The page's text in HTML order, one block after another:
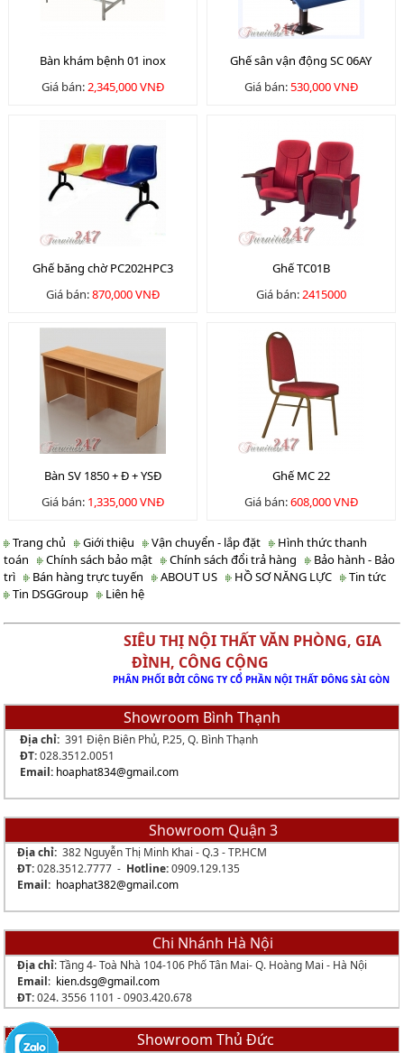
Bàn khám bệnh 01 inox
Giá bán:2,345,000 VNĐ
Ghế sân vận động SC 06AY
Giá bán:530,000 VNĐ
Ghế băng chờ PC202HPC3
Giá bán:870,000 VNĐ
Ghế TC01B
Giá bán:2415000
Bàn SV 1850 + Đ + YSĐ
Giá bán: 1,335,000 VNĐ
Ghế MC 22
Giá bán:608,000 VNĐ
Trang chủ Giới thiệu Vận chuyển - lắp đặt
Hình thức thanh
toán
Chính sách bảo mật Chính sách đổi trả hàng
Bảo hành - Bảo
trì
Bán hàng trực tuyến ABOUT US HỒ SƠ NĂNG LỰC
Tin tức
Tin DSGGroup
Liên hệ
SIÊU THỊ NỘI THẤT VĂN PHÒNG, GIA
ĐÌNH, CÔNG CỘNG
PHÂN PHỐI BỞI CÔNG TY CỔ PHẦN NỘI THẤT ĐÔNG SÀI GÒN
Showroom Bình Thạnh
Địa chỉ:391 Điện Biên Phủ, P.25, Q. Bình Thạnh
ĐT:028.3512.0051
Email: hoaphat834@gmail.com
Showroom Quận 3
Địa chỉ:382 Nguyễn Thị Minh Khai - Q.3 - TP.HCM
ĐT:028.3512.7777 - Hotline:0909.129.135
Email: hoaphat382@gmail.com
Chi Nhánh Hà Nội
Địa chỉ: Tầng 4- Toà Nhà 104-106 Phố Tân Mai- Q. Hoàng Mai - Hà Nội
Email: kien.dsg@gmail.com
ĐT:024. 3556 1101 - 0903.420.678
Showroom Thủ Đức